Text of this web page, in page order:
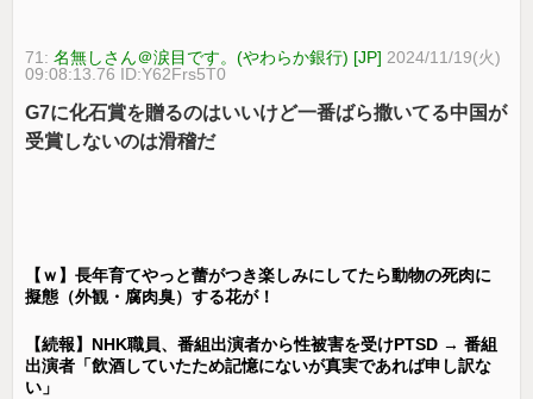
71:名無しさん＠涙目です。(やわらか銀行) [JP] 2024/11/19(火)
09:08:13.76 ID:Y62Frs5T0
G7に化石賞を贈るのはいいけど一番ばら撒いてる中国が
受賞しないのは滑稽だ
【ｗ】長年育てやっと蕾がつき楽しみにしてたら動物の死肉に
擬態（外観・腐肉臭）する花が！
【続報】NHK職員、番組出演者から性被害を受けPTSD → 番組
出演者「飲酒していたため記憶にないが真実であれば申し訳な
い」